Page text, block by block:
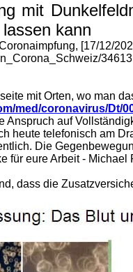
mit
kann
[17/12/
34613
mit Orten, wo man
med/coronavirus/Dt/
Anspruch auf
heute telefonisch am
Die
für eure Arbeit - Michael
dass die